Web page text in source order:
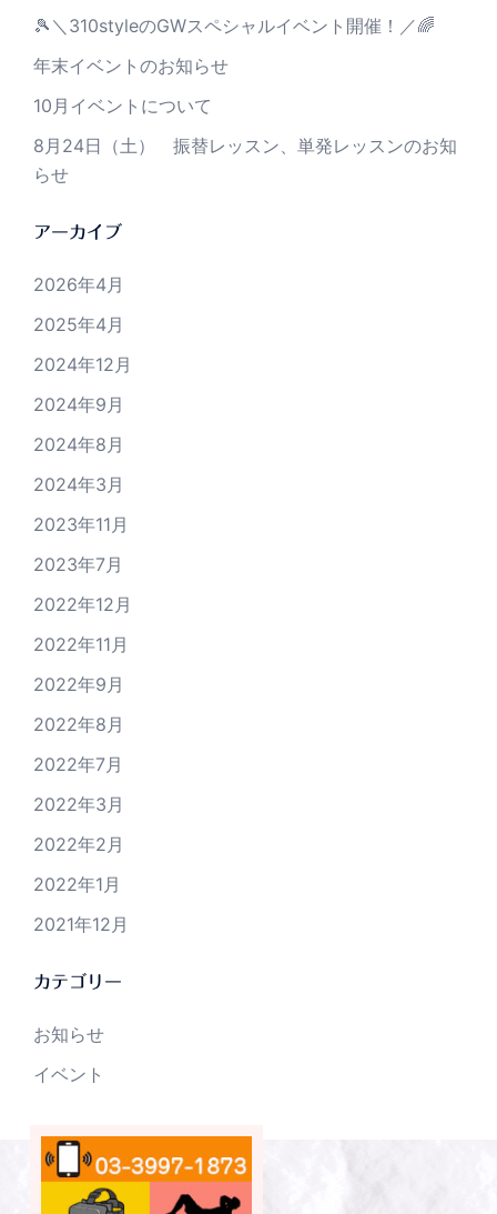
🎾＼310styleのGWスペシャルイベント開催！／🌈
年末イベントのお知らせ
10月イベントについて
8月24日（土） 振替レッスン、単発レッスンのお知
らせ
アーカイブ
2026年4月
2025年4月
2024年12月
2024年9月
2024年8月
2024年3月
2023年11月
2023年7月
2022年12月
2022年11月
2022年9月
2022年8月
2022年7月
2022年3月
2022年2月
2022年1月
2021年12月
カテゴリー
お知らせ
イベント